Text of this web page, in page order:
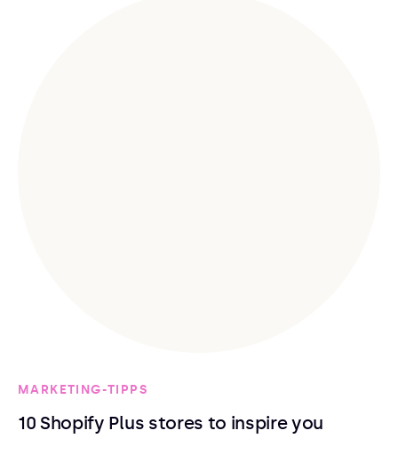
MARKETING-TIPPS
10 Shopify Plus stores to inspire you